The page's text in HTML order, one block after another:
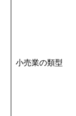
小売業の類型